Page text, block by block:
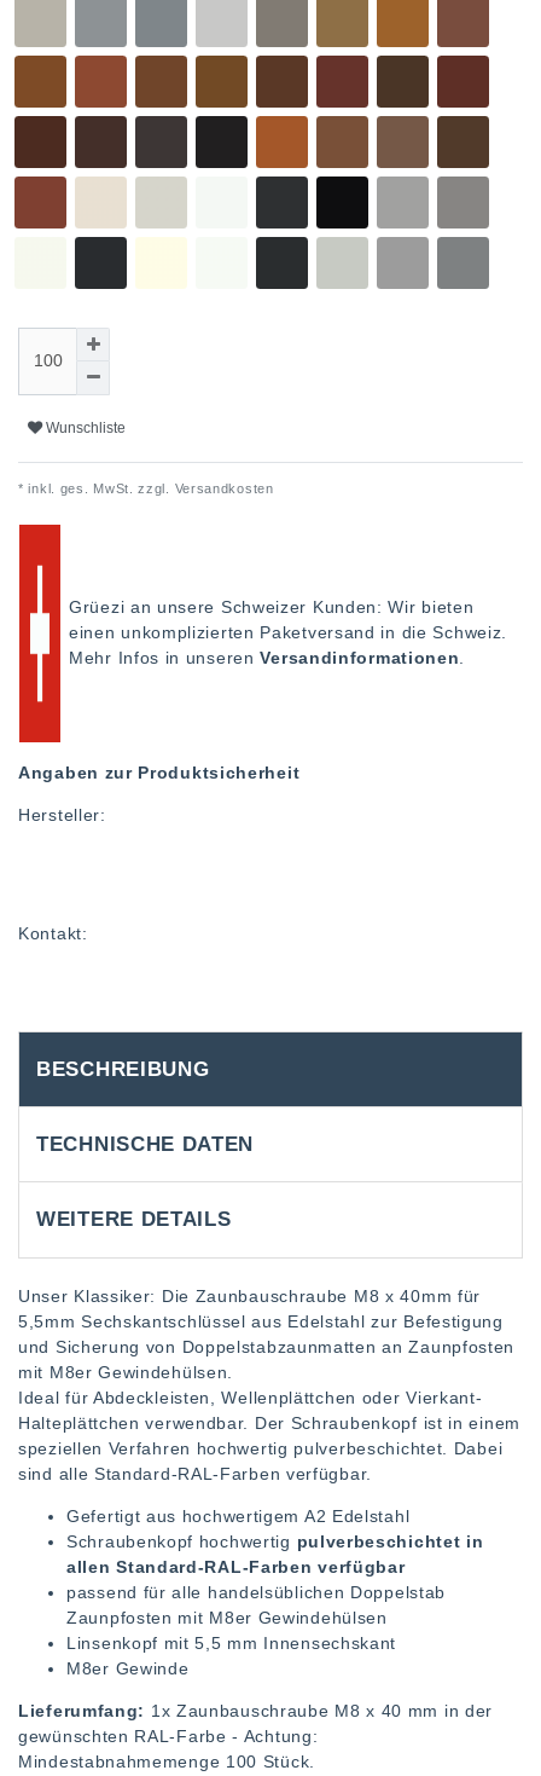
Wunschliste
* inkl. ges. MwSt. zzgl. Versandkosten
Grüezi an unsere Schweizer Kunden: Wir bieten
einen unkomplizierten Paketversand in die Schweiz.
Mehr Infos in unserenVersandinformationen
Angaben zur Produktsicherheit
Hersteller:
Kontakt:
BESCHREIBUNG
TECHNISCHE DATEN
WEITERE DETAILS
Unser Klassiker: Die Zaunbauschraube M8 x 40mm für
5,5mm Sechskantschlüssel aus Edelstahl zur Befestigung
und Sicherung von Doppelstabzaunmatten an Zaunpfosten
mit M8er Gewindehülsen.
Ideal für Abdeckleisten, Wellenplättchen oder Vierkant-
Halteplättchen verwendbar. Der Schraubenkopf ist in einem
speziellen Verfahren hochwertig pulverbeschichtet. Dabei
sind alle Standard-RAL-Farben verfügbar.
Gefertigt aus hochwertigem A2 Edelstahl
Schraubenkopf hochwertig pulverbeschichtet in
allen Standard-RAL-Farben verfügbar
passend für alle handelsüblichen Doppelstab
Zaunpfosten mit M8er Gewindehülsen
Linsenkopf mit 5,5 mm Innensechskant
M8er Gewinde
Lieferumfang: 1x Zaunbauschraube M8 x 40 mm in der
gewünschten RAL-Farbe - Achtung:
Mindestabnahmemenge 100 Stück.